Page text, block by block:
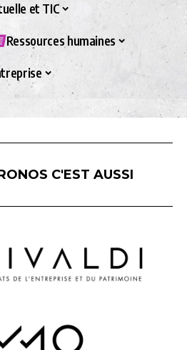
et TIC
Ressources humaines
C'EST AUSSI